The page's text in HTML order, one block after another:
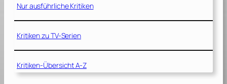
d
a
s
d
c
Nur ausführliche Kritiken
Kritiken zu TV-Serien
Kritiken-Übersicht A-Z